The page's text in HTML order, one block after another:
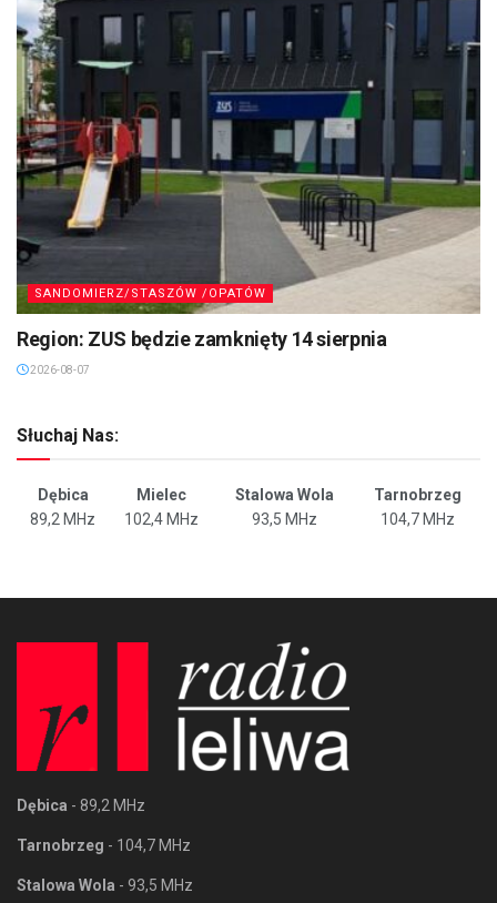
SANDOMIERZ/STASZÓW /OPATÓW
Region: ZUS będzie zamknięty 14 sierpnia
2026-08-07
Słuchaj Nas:
Dębica Mielec Stalowa Wola
Tarnobrzeg
89,2 MHz
102,4 MHz 93,5 MHz 104,7 MHz
Dębica - 89,2 MHz
Tarnobrzeg - 104,7 MHz
Stalowa Wola - 93,5 MHz